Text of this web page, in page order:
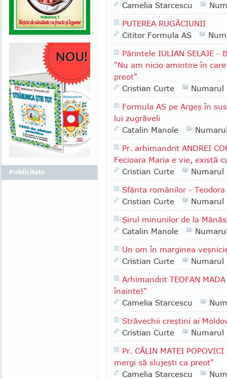
Camelia Starcescu
PUTEREA RUGĂCIUNII
Cititor Formula AS
Părintele IULIAN SELAJE
"Nu am nicio amintire în
preot"
Cristian Curte
Numarul
Formula AS pe Argeş în
lui zugrăveli
Catalin Manole
Pr. arhimandrit ANDREI
Fecioara Maria e vie, există
Cristian Curte
Numarul
Sfânta românilor -
Cristian Curte
Numarul
Şirul minunilor de la
Catalin Manole
Un om în marginea
Cristian Curte
Numarul
Arhimandrit TEOFAN
înainte!"
Camelia Starcescu
Străvechii creştini ai
Cristian Curte
Numarul
Pr. CĂLIN MATEI
mergi să slujeşti ca preot"
Camelia Starcescu
Publicitate